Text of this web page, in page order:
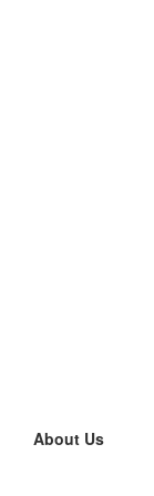
About Us